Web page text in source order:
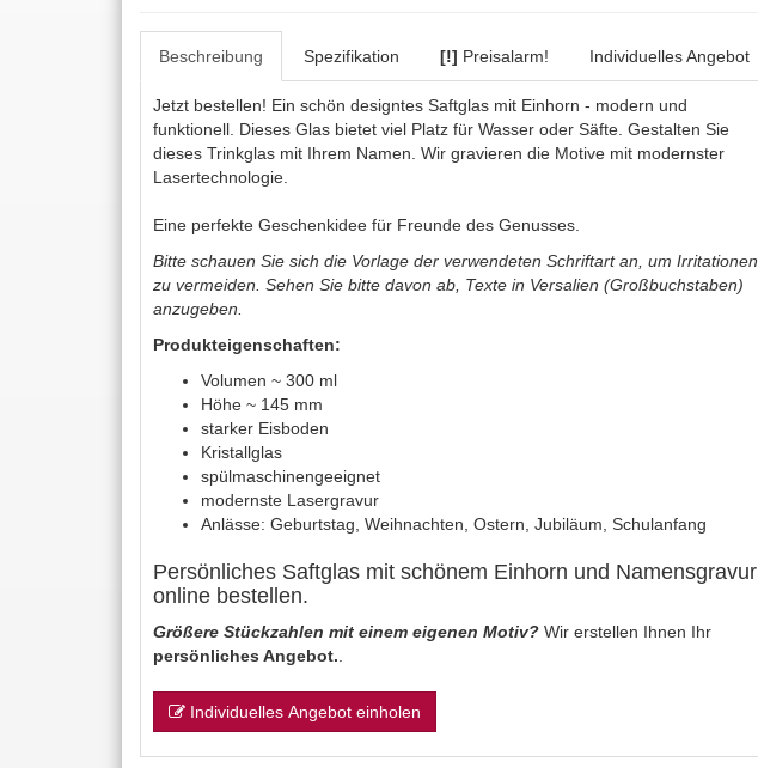
Beschreibung Spezifikation [!] Preisalarm! Individuelles Angebot
Jetzt bestellen! Ein schön designtes Saftglas mit Einhorn - modern und
funktionell. Dieses Glas bietet viel Platz für Wasser oder Säfte. Gestalten Sie
dieses Trinkglas mit Ihrem Namen. Wir gravieren die Motive mit modernster
Lasertechnologie.
Eine perfekte Geschenkidee für Freunde des Genusses.
Bitte schauen Sie sich die Vorlage der verwendeten Schriftart an, um Irritationen
zu vermeiden. Sehen Sie bitte davon ab, Texte in Versalien (Großbuchstaben)
anzugeben.
Produkteigenschaften:
Volumen ~ 300 ml
Höhe ~ 145 mm
starker Eisboden
Kristallglas
spülmaschinengeeignet
modernste Lasergravur
Anlässe: Geburtstag, Weihnachten, Ostern, Jubiläum, Schulanfang
Persönliches Saftglas mit schönem Einhorn und Namensgravur
online bestellen.
Größere Stückzahlen mit einem eigenen Motiv? Wir erstellen Ihnen Ihr
persönliches Angebot.
Individuelles Angebot einholen